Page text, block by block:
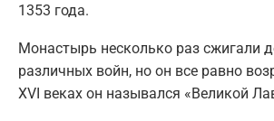
1353 года.
Монастырь несколько раз сжигали
различных войн, но он все равно
XVI веках он назывался «Великой